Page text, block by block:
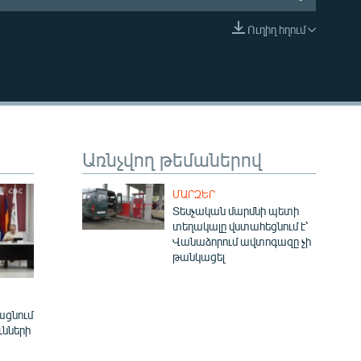
EMBED
Ուղիղ հղում
Առնչվող թեմաներով
ՄԱՐԶԵՐ
Տեսչական մարմնի պետի
տեղակալը վստահեցնում է՝
Վանաձորում ավտոգազը չի
թանկացել